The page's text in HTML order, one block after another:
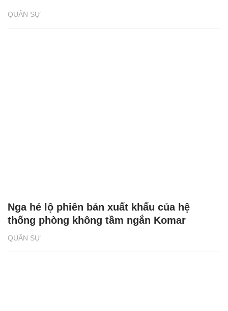
QUÂN SỰ
QUÂN SỰ
Nga hé lộ phiên bản xuất khẩu của hệ
thống phòng không tầm ngắn Komar